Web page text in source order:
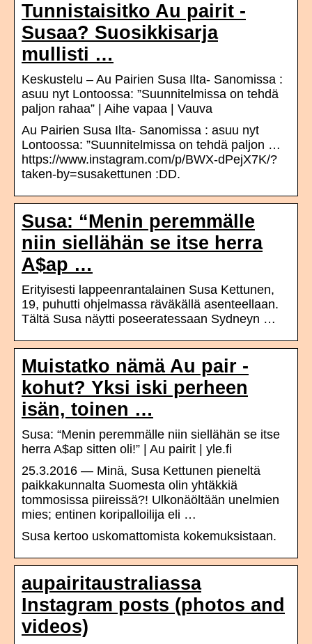
Tunnistaisitko Au pairit -
Susaa? Suosikkisarja
mullisti …
Keskustelu – Au Pairien Susa Ilta- Sanomissa :
asuu nyt Lontoossa: ”Suunnitelmissa on tehdä
paljon rahaa” | Aihe vapaa | Vauva
Au Pairien Susa Ilta- Sanomissa : asuu nyt
Lontoossa: ”Suunnitelmissa on tehdä paljon …
https://www.instagram.com/p/BWX-dPejX7K/?
taken-by=susakettunen :DD.
Susa: “Menin peremmälle
niin siellähän se itse herra
A$ap …
Erityisesti lappeenrantalainen Susa Kettunen,
19, puhutti ohjelmassa räväkällä asenteellaan.
Tältä Susa näytti poseeratessaan Sydneyn …
Muistatko nämä Au pair -
kohut? Yksi iski perheen
isän, toinen …
Susa: “Menin peremmälle niin siellähän se itse
herra A$ap sitten oli!” | Au pairit | yle.fi
25.3.2016 — Minä, Susa Kettunen pieneltä
paikkakunnalta Suomesta olin yhtäkkiä
tommosissa piireissä?! Ulkonäöltään unelmien
mies; entinen koripalloilija eli …
Susa kertoo uskomattomista kokemuksistaan.
aupairitaustraliassa
Instagram posts (photos and
videos)